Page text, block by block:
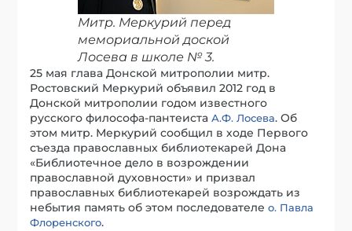
Митр. Меркурий перед
мемориальной доской
Лосева в школе № 3.
25 мая глава Донской митрополии митр.
Ростовский Меркурий объявил 2012 год в
Донской митрополии годом известного
русского философа-пантеистаА.Ф. Лосева. Об
этом митр. Меркурий сообщил в ходе Первого
съезда православных библиотекарей Дона
«Библиотечное дело в возрождении
православной духовности» и призвал
православных библиотекарей возрождать из
небытия память об этом последователео. Павла
Флоренского.